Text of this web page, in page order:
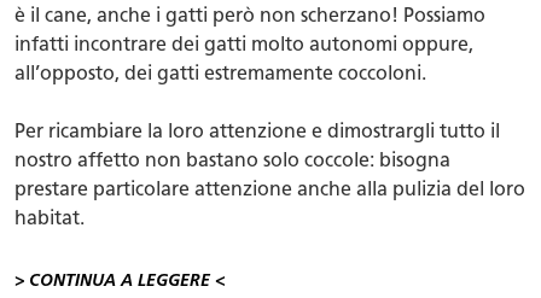
è il cane, anche i gatti però non scherzano! Possiamo
infatti incontrare dei gatti molto autonomi oppure,
all’opposto, dei gatti estremamente coccoloni.
Per ricambiare la loro attenzione e dimostrargli tutto il
nostro affetto non bastano solo coccole: bisogna
prestare particolare attenzione anche alla pulizia del loro
habitat.
> CONTINUA A LEGGERE <